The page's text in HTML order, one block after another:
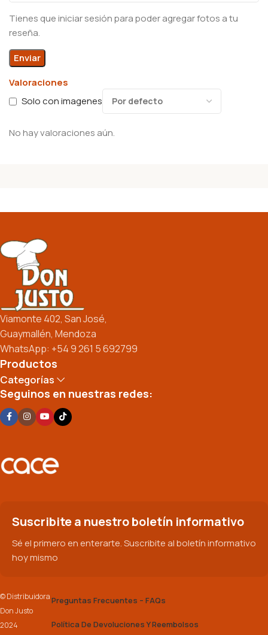
Valoraciones
Solo con imagenes
No hay valoraciones aún.
Tienes que iniciar sesión para poder agregar fotos a tu
reseña.
Viamonte 402, San José,
Guaymallén, Mendoza
WhatsApp: +54 9 261 5 692799
Productos
Categorías
Seguinos en nuestras redes:
Suscribite a nuestro boletín informativo
Sé el primero en enterarte. Suscribite al boletín informativo
hoy mismo
© Distribuidora
Don Justo
2024
Preguntas Frecuentes – FAQs
Política De Devoluciones Y Reembolsos